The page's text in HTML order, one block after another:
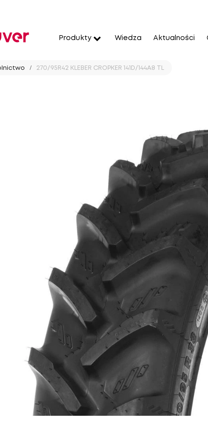
Produkty Wiedza Aktualności
270/95R42 KLEBER CROPKER 141D/144A8 TL